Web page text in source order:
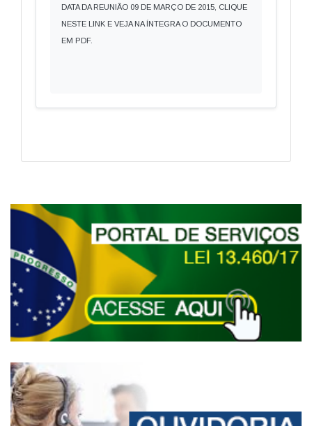
DATA DA REUNIÃO 09 DE MARÇO DE 2015, CLIQUE
NESTE LINK E VEJA NA ÍNTEGRA O DOCUMENTO
EM PDF.